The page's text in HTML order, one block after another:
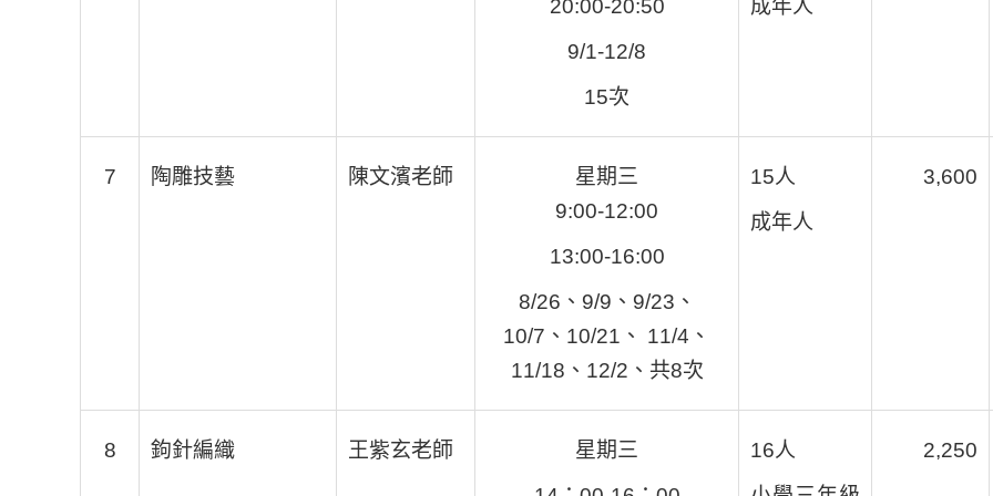
20:00-20:50
9/1-12/8
15次
成年人
7 陶雕技藝 陳文濱老師
星期三
9:00-12:00
13:00-16:00
8/26、9/9、9/23、
10/7、10/21、 11/4、
11/18、12/2、共8次
15人
成年人
3,600
8 鉤針編織 王紫玄老師
星期三
16人
2,250